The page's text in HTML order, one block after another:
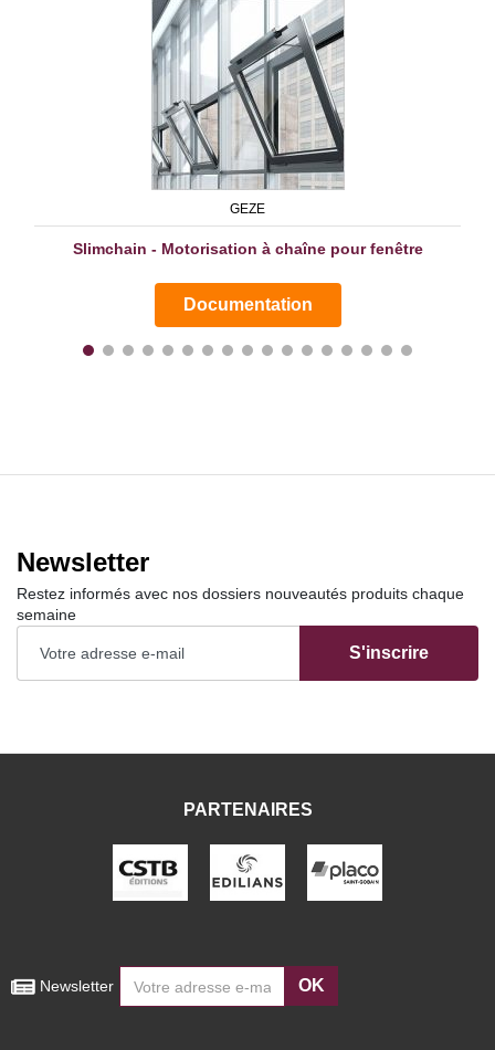
GEZE
Slimchain - Motorisation à chaîne pour fenêtre
Documentation
Newsletter
Restez informés avec nos dossiers nouveautés produits chaque
semaine
S'inscrire
PARTENAIRES
Newsletter OK